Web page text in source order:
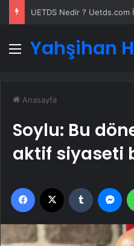
Menü
Yahşihan
Anasayfa
Soylu: Bu
aktif siyaseti
Facebook Tumblr